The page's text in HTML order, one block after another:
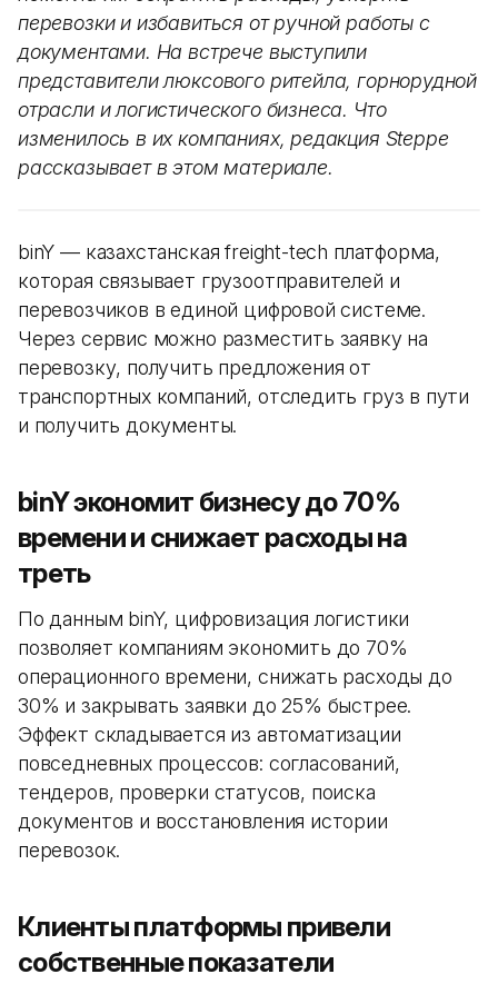
перевозки и избавиться от ручной работы с
документами. На встрече выступили
представители люксового ритейла, горнорудной
отрасли и логистического бизнеса. Что
изменилось в их компаниях, редакция Steppe
рассказывает в этом материале.
binY — казахстанская freight-tech платформа,
которая связывает грузоотправителей и
перевозчиков в единой цифровой системе.
Через сервис можно разместить заявку на
перевозку, получить предложения от
транспортных компаний, отследить груз в пути
и получить документы.
binY экономит бизнесу до 70%
времени и снижает расходы на
треть
По данным binY, цифровизация логистики
позволяет компаниям экономить до 70%
операционного времени, снижать расходы до
30% и закрывать заявки до 25% быстрее.
Эффект складывается из автоматизации
повседневных процессов: согласований,
тендеров, проверки статусов, поиска
документов и восстановления истории
перевозок.
Клиенты платформы привели
собственные показатели